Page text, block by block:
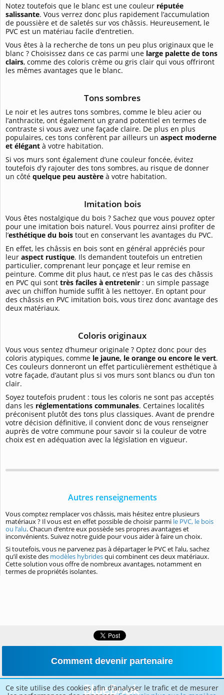
Notez toutefois que le blanc est une couleur réputée
salissante. Vous verrez donc plus rapidement l’accumulation
de poussière et de saletés sur vos châssis. Heureusement, le
PVC est un matériau facile d’entretien.
Vous êtes à la recherche de tons un peu plus originaux que le
blanc ? Choisissez dans ce cas parmi une large palette de tons
clairs, comme des coloris crème ou gris clair qui vous offriront
les mêmes avantages que le blanc.
Tons sombres
Le noir et les autres tons sombres, comme le bleu acier ou
l’anthracite, ont également un grand potentiel en termes de
contraste si vous avez une façade claire. De plus en plus
populaires, ces tons confèrent par ailleurs un aspect moderne
et élégant à votre habitation.
Si vos murs sont également d’une couleur foncée, évitez
toutefois d’y rajouter des tons sombres, au risque de donner
un côté quelque peu austère à votre habitation.
Imitation bois
Vous êtes nostalgique du bois ? Sachez que vous pouvez opter
pour une imitation bois naturel. Vous pourrez ainsi profiter de
l’esthétique du bois tout en conservant les avantages du PVC.
En effet, les châssis en bois sont en général appréciés pour
leur aspect rustique. Ils demandent toutefois un entretien
particulier, comprenant leur ponçage et leur remise en
peinture. Comme dit plus haut, ce n’est pas le cas des châssis
en PVC qui sont très faciles à entretenir : un simple passage
avec un chiffon humide suffit à les nettoyer. En optant pour
des châssis en PVC imitation bois, vous tirez donc avantage des
deux matériaux.
Coloris originaux
Vous vous sentez d’humeur originale ? Optez donc pour des
coloris atypiques, comme le jaune, le orange ou encore le vert.
Ces couleurs donneront un effet particulièrement esthétique à
votre façade, d’autant plus si vos murs sont blancs ou d’un ton
clair.
Soyez toutefois prudent : tous les coloris ne sont pas acceptés
dans les réglementations communales. Certaines localités
préconisent plutôt des tons plus classiques. Avant de prendre
votre décision définitive, il convient donc de vous renseigner
auprès de votre commune pour savoir si la couleur de votre
choix est en adéquation avec la législation en vigueur.
Autres renseignements
Vous comptez remplacer vos châssis, mais hésitez entre plusieurs
matériaux ? Il vous est en effet possible de choisir parmi le PVC, le bois
ou l’alu. Chacun d’entre eux possède ses propres avantages et
inconvénients. Suivez notre guide pour vous aider à faire un choix.
Si toutefois, vous ne parvenez pas à départager le PVC et l’alu, sachez
qu’il existe des modèles hybridesqui combinent ces deux matériaux.
Cette solution vous offre de nombreux avantages, notamment en
termes de propriétés isolantes.
Comment devenir partenaire
Ce site utilise des cookies afin d'analyser le trafic et de mesurer